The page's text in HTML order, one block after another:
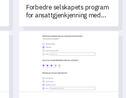
Forbedre selskapets program
for ansattgjenkjenning med
tilbakemeldingsundersøkelsen.
Mal for undersøkelse om